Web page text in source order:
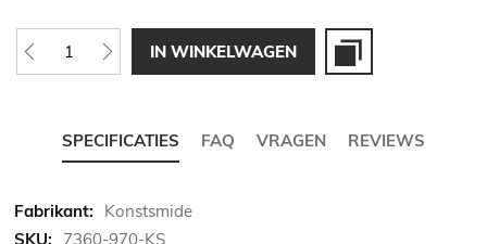
IN WINKELWAGEN
SPECIFICATIES FAQ VRAGEN REVIEWS
Meer
informatie
Konstsmide
7360-970-KS